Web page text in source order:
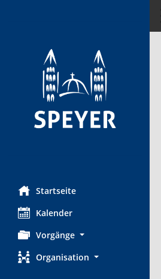
Startseite
Kalender
Vorgänge
Organisation